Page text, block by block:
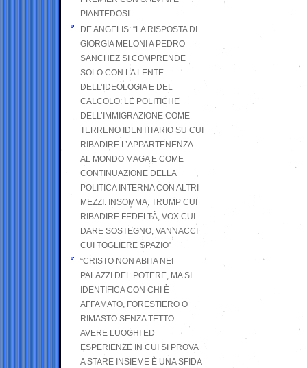
PIANTEDOSI
DE ANGELIS: “LA RISPOSTA DI
GIORGIA MELONI A PEDRO
SANCHEZ SI COMPRENDE
SOLO CON LA LENTE
DELL’IDEOLOGIA E DEL
CALCOLO: LE POLITICHE
DELL’IMMIGRAZIONE COME
TERRENO IDENTITARIO SU CUI
RIBADIRE L’APPARTENENZA
AL MONDO MAGA E COME
CONTINUAZIONE DELLA
POLITICA INTERNA CON ALTRI
MEZZI. INSOMMA, TRUMP CUI
RIBADIRE FEDELTÀ, VOX CUI
DARE SOSTEGNO, VANNACCI
CUI TOGLIERE SPAZIO”
“CRISTO NON ABITA NEI
PALAZZI DEL POTERE, MA SI
IDENTIFICA CON CHI È
AFFAMATO, FORESTIERO O
RIMASTO SENZA TETTO.
AVERE LUOGHI ED
ESPERIENZE IN CUI SI PROVA
A STARE INSIEME È UNA SFIDA